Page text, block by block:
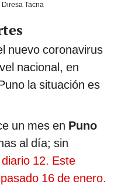
Diresa Tacna
nuevo coronavirus
nacional, en
la situación es
un mes en Puno
al día; sin
12. Este
16 de enero.